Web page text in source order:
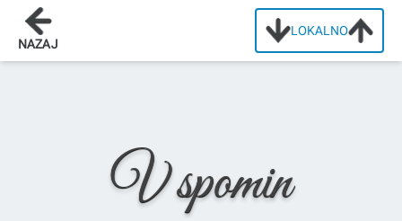
LOKALNO
NAZAJ
Domov
V spomin